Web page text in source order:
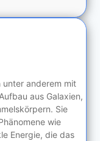
unter anderem mit
aus Galaxien,
Sie
wie
Energie, die das